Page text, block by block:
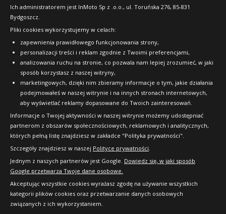
Ich administratorem jest InMoto Sp z .o.o., ul. Toruńska 276, 85-831
Bydgoszcz.
Pliki cookies wykorzystujemy w celach:
zapewnienia prawidłowego funkcjonowania strony,
personalizacji treści i reklam zgodnie z Twoimi preferencjami,
analizowania ruchu na stronie, co pozwala nam lepiej zrozumieć, w jaki
sposób korzystasz z naszej witryny,
marketingowych, dzięki nim zbieramy informacje o tym, jakie działania
podejmowałeś w naszej witrynie i na innych stronach internetowych,
aby wyświetlać reklamy dopasowane do Twoich zainteresowań.
Informacje o Twojej aktywności w naszej witrynie możemy udostępniać
partnerom z obszarów społecznościowych, reklamowych i analitycznych,
których pełną listę znajdziesz w zakładce "Polityka prywatności".
Szczegóły znajdziesz w naszej Polityce prywatności.
Jednym z naszych partnerów jest Google. Dowiedz się, w jaki sposób
Google przetwarza Twoje dane osobowe.
Akceptując wszystkie cookies wyrażasz zgodę na używanie wszystkich
kategorii plików cookies oraz przetwarzanie danych osobowych
związanych z ich wykorzystaniem.
FAQ
OFICJALNY PARTNER